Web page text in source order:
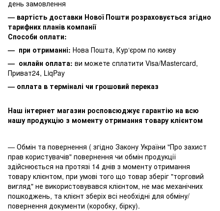
день замовлення
— вартість доставки Нової Пошти розраховується згідно
тарифних планів компанії
Способи оплати:
— при отриманні: Нова Пошта, Кур‘єром по києву
— онлайн оплата: ви можете сплатити Visa/Mastercard,
Приват24, LiqPay
— оплата в терміналі чи грошовий переказ
Наш інтернет магазин росповсюджує гарантію на всю
нашу продукцію з моменту отримання товару клієнтом
— Обмін та повернення ( згідно Закону України "Про захист
прав користувачів" повернення чи обмін продукції
здійснюється на протязі 14 днів з моменту отримання
товару клієнтом, при умові того що товар зберіг "торговий
вигляд" не використовувався клієнтом, не має механічних
пошкоджень, та клієнт зберіх всі необхідні для обміну/
повернення документи (коробку, бірку).